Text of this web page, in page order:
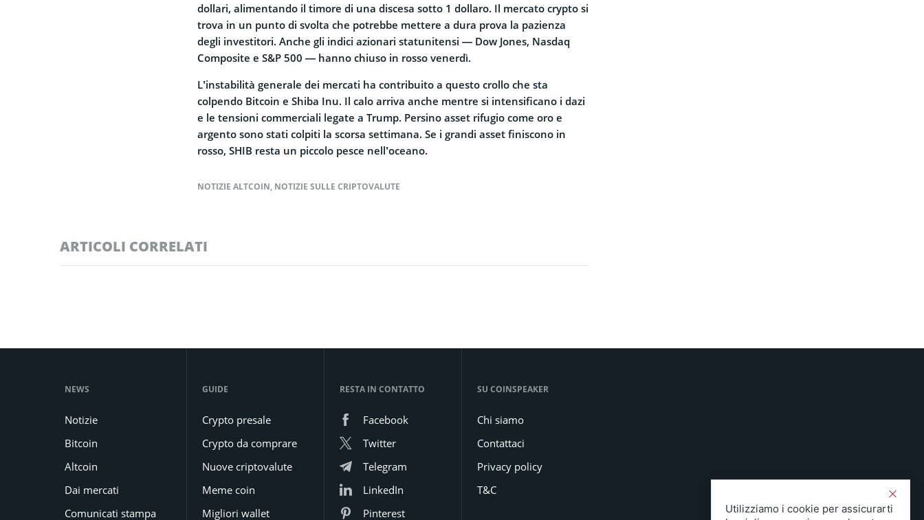
dollari, alimentando il timore di una discesa sotto 1 dollaro. Il mercato crypto si
trova in un punto di svolta che potrebbe mettere a dura prova la pazienza
degli investitori. Anche gli indici azionari statunitensi — Dow Jones, Nasdaq
Composite e S&P 500 — hanno chiuso in rosso venerdì.
L’instabilità generale dei mercati ha contribuito a questo crollo che sta
colpendo Bitcoin e Shiba Inu. Il calo arriva anche mentre si intensificano i dazi
e le tensioni commerciali legate a Trump. Persino asset rifugio come oro e
argento sono stati colpiti la scorsa settimana. Se i grandi asset finiscono in
rosso, SHIB resta un piccolo pesce nell’oceano.
NOTIZIE ALTCOIN, NOTIZIE SULLE CRIPTOVALUTE
ARTICOLI CORRELATI
NEWS
Notizie
Bitcoin
Altcoin
Dai mercati
Comunicati stampa
GUIDE
Crypto presale
Crypto da comprare
Nuove criptovalute
Meme coin
Migliori wallet
RESTA IN CONTATTO
Facebook
Twitter
Telegram
LinkedIn
Pinterest
SU COINSPEAKER
Chi siamo
Contattaci
Privacy policy
T&C
Utilizziamo i cookie per assicurarti